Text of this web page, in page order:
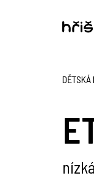
DĚTSKÁ